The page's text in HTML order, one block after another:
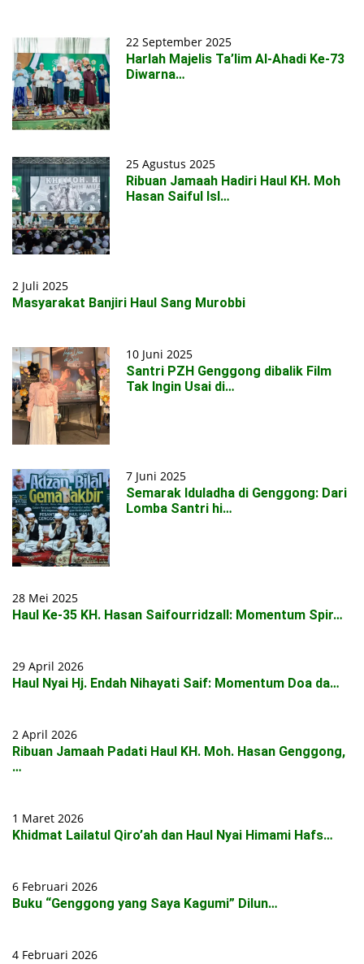
22 September 2025
Harlah Majelis Ta’lim Al-Ahadi Ke-73
Diwarna…
25 Agustus 2025
Ribuan Jamaah Hadiri Haul KH. Moh
Hasan Saiful Isl…
2 Juli 2025
Masyarakat Banjiri Haul Sang Murobbi
10 Juni 2025
Santri PZH Genggong dibalik Film
Tak Ingin Usai di…
7 Juni 2025
Semarak Iduladha di Genggong: Dari
Lomba Santri hi…
28 Mei 2025
Haul Ke-35 KH. Hasan Saifourridzall: Momentum Spir…
29 April 2026
Haul Nyai Hj. Endah Nihayati Saif: Momentum Doa da…
2 April 2026
Ribuan Jamaah Padati Haul KH. Moh. Hasan Genggong,
…
1 Maret 2026
Khidmat Lailatul Qiro’ah dan Haul Nyai Himami Hafs…
6 Februari 2026
Buku “Genggong yang Saya Kagumi” Dilun…
4 Februari 2026